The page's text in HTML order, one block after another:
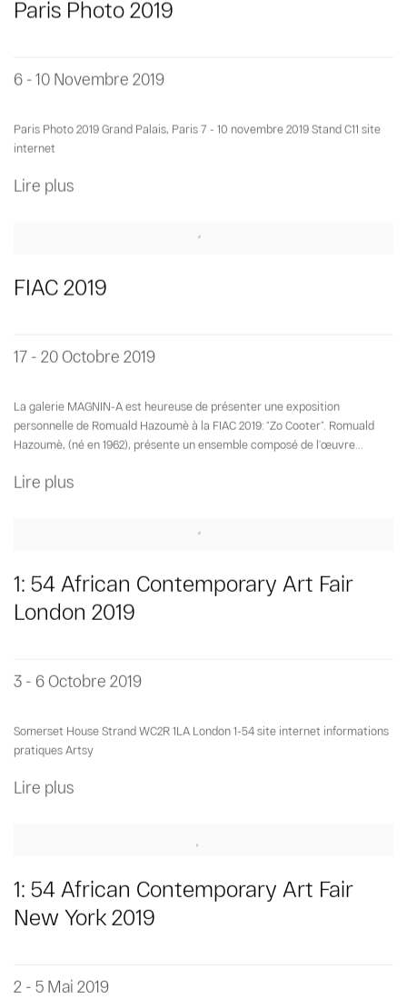
Paris Photo 2019
6 - 10 Novembre 2019
Paris Photo 2019 Grand Palais, Paris 7 - 10 novembre 2019 Stand C11 site
internet
Lire plus
FIAC 2019
17 - 20 Octobre 2019
La galerie MAGNIN-A est heureuse de présenter une exposition
personnelle de Romuald Hazoumè à la FIAC 2019: “Zo Cooter”. Romuald
Hazoumè, (né en 1962), présente un ensemble composé de l’œuvre...
Lire plus
1: 54 African Contemporary Art Fair
London 2019
3 - 6 Octobre 2019
Somerset House Strand WC2R 1LA London 1-54 site internet informations
pratiques Artsy
Lire plus
1: 54 African Contemporary Art Fair
New York 2019
2 - 5 Mai 2019